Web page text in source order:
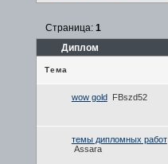
Диплом
Страница: 1
Тема
wow gold
FBszd52
темы дипломных работ
Assara